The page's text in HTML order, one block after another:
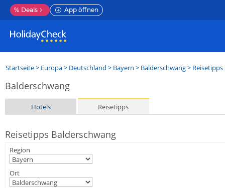
% Deals App öffnen
Startseite> Europa> Deutschland > Bayern > Balderschwang> Reisetipps
Balderschwang
Hotels Reisetipps
Reisetipps Balderschwang
Region
Ort